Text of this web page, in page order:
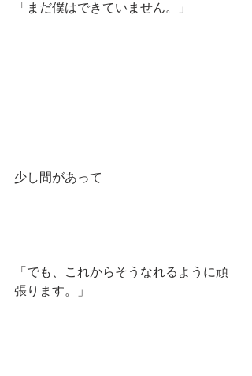
「まだ僕はできていません。」
少し間があって
「でも、これからそうなれるように頑
張ります。」